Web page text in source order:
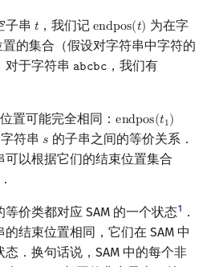
子串 𝑡
t ，我们记endpos(𝑡)
endpos(t 为在字
的集合（假设对字符串中字符的
对于字符串 𝚊𝚋𝚌𝚋𝚌
abcbc，我们有
置可能完全相同：endpos(𝑡1)
endpos(t1
符串 𝑠
s 的子串之间的等价关系．
可以根据它们的结束位置集合
．
价类都对应 SAM 的一个状态1
．
结束位置相同，它们在 SAM 中
．换句话说，SAM 中的每个非